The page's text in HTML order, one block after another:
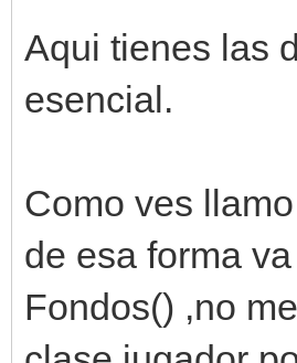
--------
Aqui tienes las
esencial.
Como ves
de esa forma
Fondos() ,no